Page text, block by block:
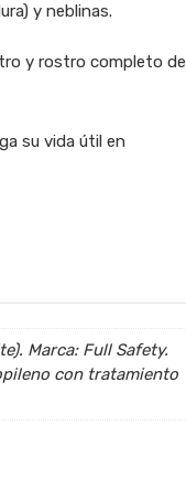
y neblinas.
y rostro completo de
su vida útil en
Marca: Full Safety.
con tratamiento